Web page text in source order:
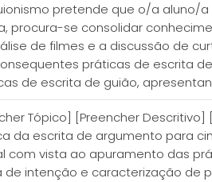
pretende que o/a
procura-se consolidar
de filmes e a discussão de
práticas de escrita
de escrita de guião,
Tópico] [Preencher
da escrita de argumento para
com vista ao apuramento das
de intenção e caracterização